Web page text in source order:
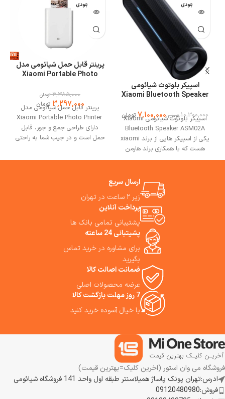
اتمام موجودی
اسپیکر بلوتوث شیائومی
Xiaomi Bluetooth Speaker
10,300,000 تومان 7,100,000تومان
اسپیکر بلوتوث شیائومی Xiaomi
Bluetooth Speaker ASM02A
یکی از اسپیکر هایی از برند xiaomi
هست که با همکاری برند هارمن
تهیه و توزیع شده است در ادامه به
اتمام موجودی
پرینتر قابل حمل شیائومی مدل
Xiaomi Portable Photo
3,385,000 تومان
3,297,000 تومان
پرینتر قابل حمل شیائومی مدل
Xiaomi Portable Photo Printer
دارای طراحی جمع و جور، قابل
حمل است و در جیب شما به راحتی
Portable می توانید به صورت
بدهد. اگر بخواهید لحظات شاد و
به یاد ماندنی خودتان را بلافاصله
چاپ نمایید ما به شما استفاده از
این پرینتر را به شما پیشنهاد می
کنیم.
ارسال سریع
زیر ۲ ساعت در تهران
پرداخت آنلاین
پشتیبانی تمامی بانک ها
پشیتبانی 24 ساعته
برای مشاوره در خرید تماس
بگیرید
ضمانت اصالت کالا
عرضه محصولات اصلی
7 روز مهلت بازگشت کالا
با خیال آسوده خرید کنید
فروشگاه می وان استور (اخرین کلیک=بهترین قیمت)
ادرس:تهران پونک پاساژ همیلاسنتر طبقه اول واحد 141 فروشگاه شیائومی
فروش:09120480980